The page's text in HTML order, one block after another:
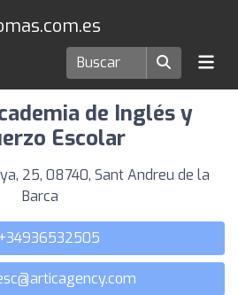
en Sant Andreu de la Barca
de Inglés y
Escolar
25, 08740, Sant Andreu de la
Barca